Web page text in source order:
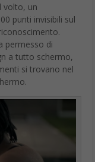
volto, un
punti invisibili sul
permesso di
a tutto schermo,
si trovano nel